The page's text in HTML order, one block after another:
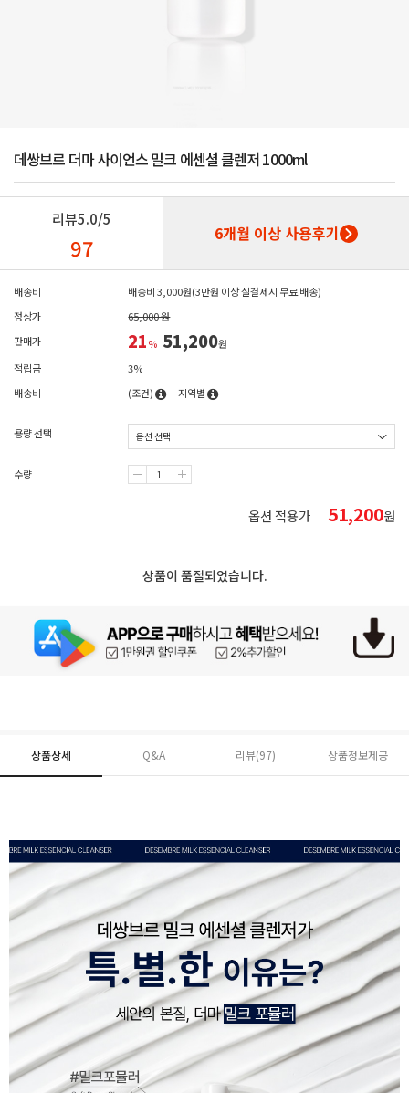
데쌍브르 더마 사이언스 밀크 에센셜 클렌저 1000ml
리뷰5.0/5
97 6개월 이상 사용후기
배송비
배송비 3,000원(3만원 이상 실결제시 무료 배송)
정상가
65,000 원
판매가
21% 51,200원
적립금
3%
배송비
(조건) 지역별
용량 선택
수량
옵션 적용가 51,200원
상품이 품절되었습니다.
상품상세 Q&A 리뷰(97) 상품정보제공